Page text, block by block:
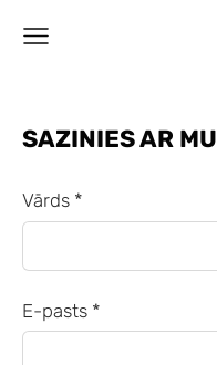
SAZINIES AR
Vārds *
E-pasts *